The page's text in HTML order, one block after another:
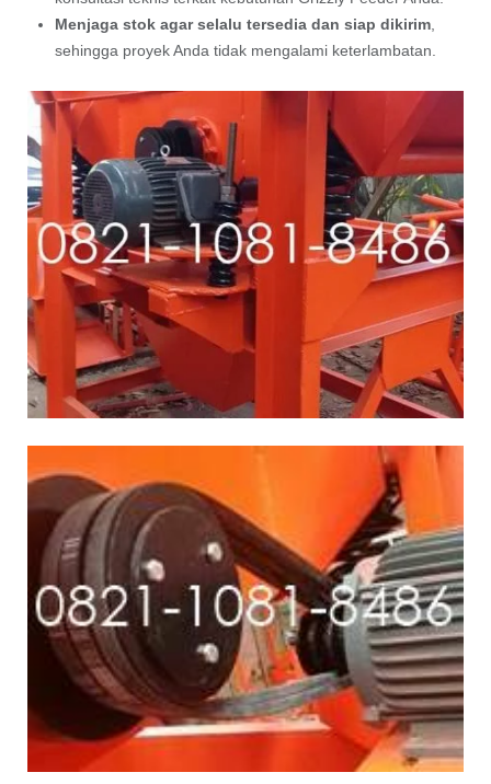
Menjaga stok agar selalu tersedia dan siap dikirim,
sehingga proyek Anda tidak mengalami keterlambatan.